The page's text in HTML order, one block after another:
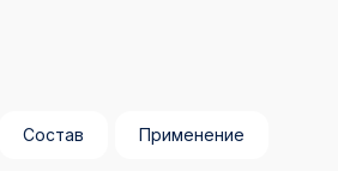
Состав Применение